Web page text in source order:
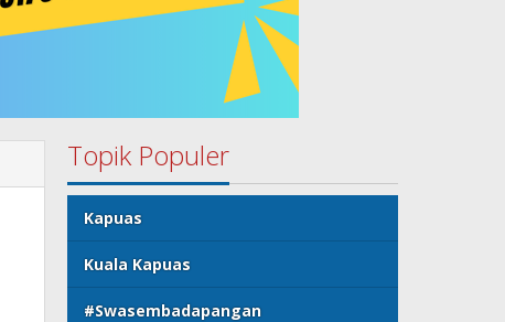
Topik Populer
Kapuas
Kuala Kapuas
#Swasembadapangan